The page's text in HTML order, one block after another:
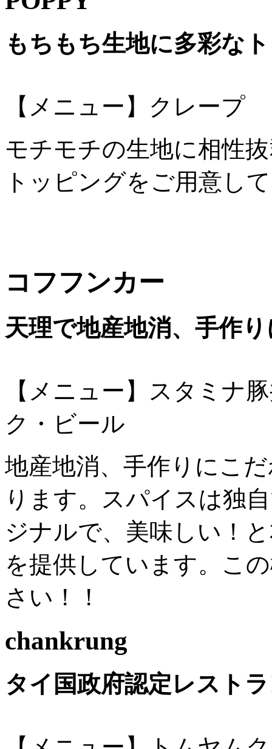
もちもち生地に多彩な
【メニュー】クレープ
モチモチの生地に相性
トッピングをご用意し
コフフンカー
天理で地産地消、手作
【メニュー】スタミナ
ク・ビール
地産地消、手作りにこ
ります。スパイスは独
ジナルで、美味しい！
を提供しています。こ
さい！！
chankrung
タイ国政府認定レスト